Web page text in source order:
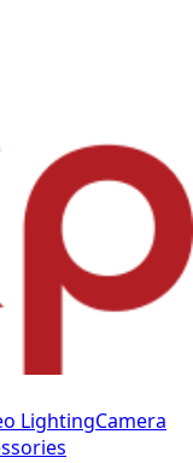
LightingCamera